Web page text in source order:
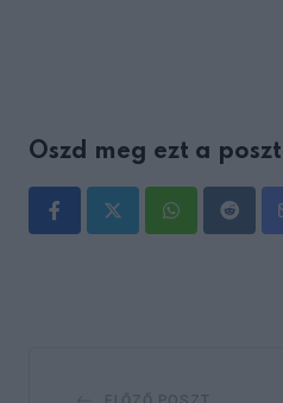
Oszd meg ezt a
WhatsappReddit